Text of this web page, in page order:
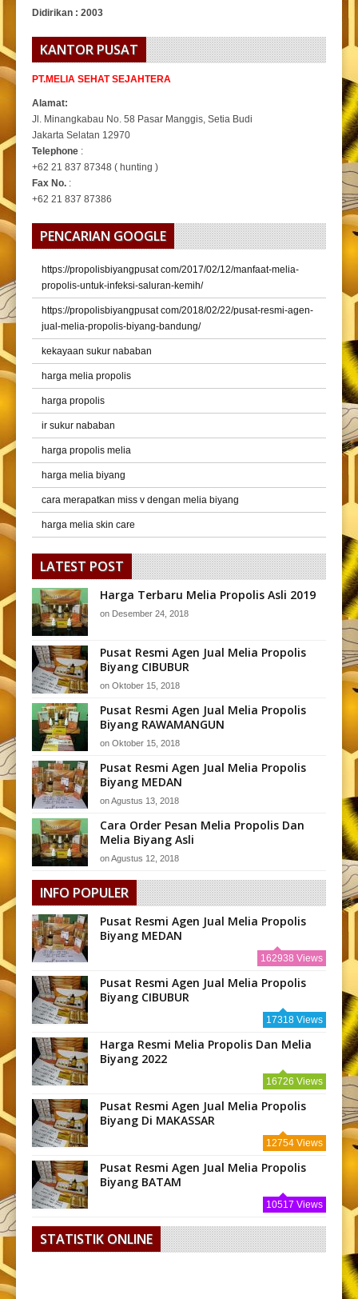
Didirikan : 2003
KANTOR PUSAT
PT.MELIA SEHAT SEJAHTERA
Alamat:
Jl. Minangkabau No. 58 Pasar Manggis, Setia Budi
Jakarta Selatan 12970
Telephone :
+62 21 837 87348 ( hunting )
Fax No. :
+62 21 837 87386
PENCARIAN GOOGLE
https://propolisbiyangpusat com/2017/02/12/manfaat-melia-
propolis-untuk-infeksi-saluran-kemih/
https://propolisbiyangpusat com/2018/02/22/pusat-resmi-agen-
jual-melia-propolis-biyang-bandung/
kekayaan sukur nababan
harga melia propolis
harga propolis
ir sukur nababan
harga propolis melia
harga melia biyang
cara merapatkan miss v dengan melia biyang
harga melia skin care
LATEST POST
Harga Terbaru Melia Propolis Asli 2019
on Desember 24, 2018
Pusat Resmi Agen Jual Melia Propolis
Biyang CIBUBUR
on Oktober 15, 2018
Pusat Resmi Agen Jual Melia Propolis
Biyang RAWAMANGUN
on Oktober 15, 2018
Pusat Resmi Agen Jual Melia Propolis
Biyang MEDAN
onAgustus 13, 2018
Cara Order Pesan Melia Propolis Dan
Melia Biyang Asli
onAgustus 12, 2018
INFO POPULER
Pusat Resmi Agen Jual Melia Propolis
Biyang MEDAN
162938 Views
Pusat Resmi Agen Jual Melia Propolis
Biyang CIBUBUR
17318 Views
Harga Resmi Melia Propolis Dan Melia
Biyang 2022
16726 Views
Pusat Resmi Agen Jual Melia Propolis
Biyang Di MAKASSAR
12754 Views
Pusat Resmi Agen Jual Melia Propolis
Biyang BATAM
10517 Views
STATISTIK ONLINE